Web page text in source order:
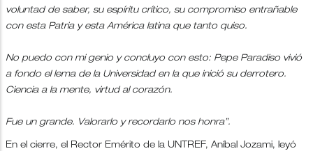
voluntad de saber, su espíritu crítico, su compromiso entrañable
con esta Patria y esta América latina que tanto quiso.
No puedo con mi genio y concluyo con esto: Pepe Paradiso vivió
a fondo el lema de la Universidad en la que inició su derrotero.
Ciencia a la mente, virtud al corazón.
Fue un grande. Valorarlo y recordarlo nos honra”.
En el cierre, el Rector Emérito de la UNTREF, Aníbal Jozami, leyó